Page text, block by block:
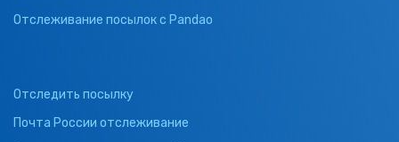
Отслеживание посылок с Pandao
Отследить посылку
Почта России отслеживание